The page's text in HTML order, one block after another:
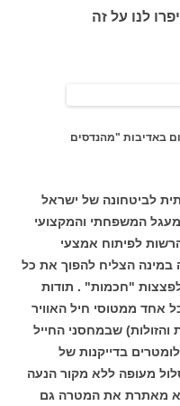
לנו על זה
באדיבות "מהנדסים
לביטחונה של ישראל
המשפחתי והמקצועי
לפיתוח אמצעי
במינה הצליח להפוך את כל
"חכמות" . תודות
אחד ממטוסי חיל האוויר
שבמחסני החייל
בדייקנות של
מעופה ללא מקור הנעה
מאתרת את המטרה גם